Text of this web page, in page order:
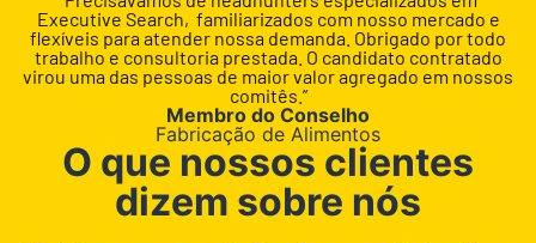
Executive Search, familiarizados com nosso mercado e
flexíveis para atender nossa demanda. Obrigado por todo
trabalho e consultoria prestada. O candidato contratado
virou uma das pessoas de maior valor agregado em nossos
comitês.”
Membro do Conselho
Fabricação de Alimentos
O que nossos clientes
dizem sobre nós